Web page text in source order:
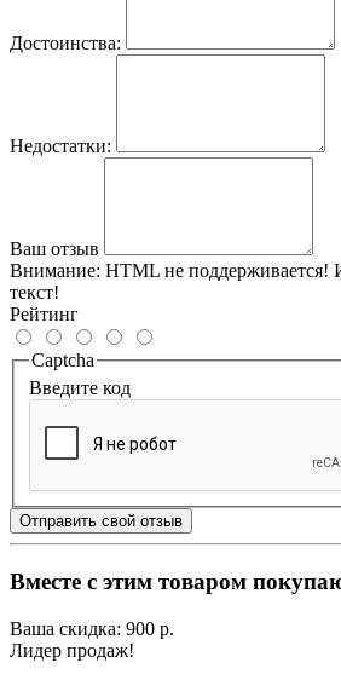
Достоинства:
Недостатки:
Ваш отзыв
Внимание: HTML не поддерживается!
текст!
Рейтинг
Captcha
Введите код
Отправить свой отзыв
Вместе с этим товаром
Ваша скидка: 900 р.
Лидер продаж!